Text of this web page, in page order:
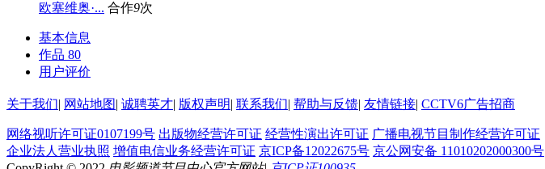
欧塞维奥·... 合作9次
基本信息
作品 80
用户评价
关于我们| 网站地图| 诚聘英才| 版权声明| 联系我们| 帮助与反馈| 友情链接| CCTV6广告招商
网络视听许可证0107199号 出版物经营许可证 经营性演出许可证 广播电视节目制作经营许可证
企业法人营业执照 增值电信业务经营许可证 京ICP备12022675号 京公网安备 11010202000300号